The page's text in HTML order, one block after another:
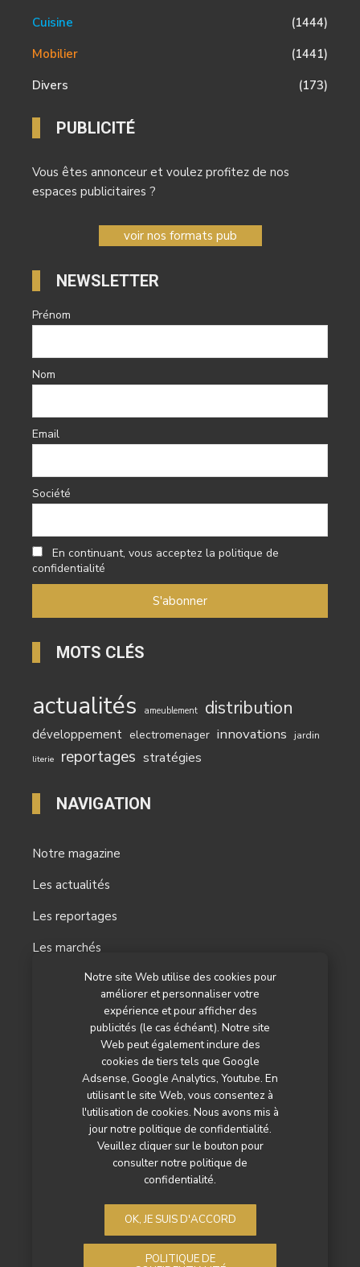
Notre site Web utilise des cookies pour
améliorer et personnaliser votre
expérience et pour afficher des
publicités (le cas échéant). Notre site
Web peut également inclure des
cookies de tiers tels que Google
Adsense, Google Analytics, Youtube. En
utilisant le site Web, vous consentez à
l'utilisation de cookies. Nous avons mis à
jour notre politique de confidentialité.
Veuillez cliquer sur le bouton pour
consulter notre politique de
confidentialité.
OK, JE SUIS D'ACCORD
POLITIQUE DE
Cuisine
(1444)
Mobilier
(1441)
Divers
(173)
PUBLICITÉ
Vous êtes annonceur et voulez profitez de nos
espaces publicitaires ?
voir nos formats pub
NEWSLETTER
Prénom
Nom
Email
Société
En continuant, vous acceptez la politique de
confidentialité
MOTS CLÉS
actualités ameublement distribution
développement electromenager innovations jardin
literie reportages stratégies
NAVIGATION
Notre magazine
Les actualités
Les reportages
Les marchés
Nos autres titres
Qui sommes-nous ?
Contactez-nous
Mentions légales
Politique de confidentialité